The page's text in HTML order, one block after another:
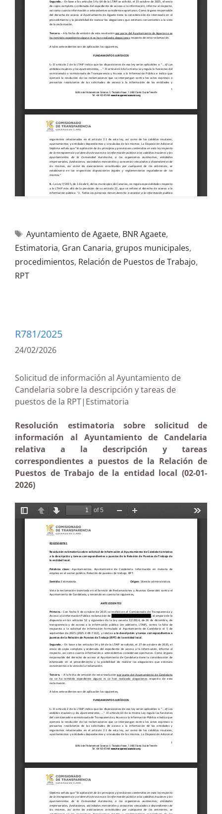
Ayuntamiento de Agaete, BNR Agaete,
Estimatoria, Gran Canaria, grupos municipales,
procedimientos, Relación de Puestos de Trabajo,
RPT
R781/2025
24/02/2026
Solicitud de información al Ayuntamiento de
Candelaria sobre la descripción y tareas de
puestos de la RPT|Estimatoria
Resolución estimatoria sobre solicitud de
información al Ayuntamiento de Candelaria
relativa a la descripción y tareas
correspondientes a puestos de la Relación de
Puestos de Trabajo de la entidad local (02-01-
2026)